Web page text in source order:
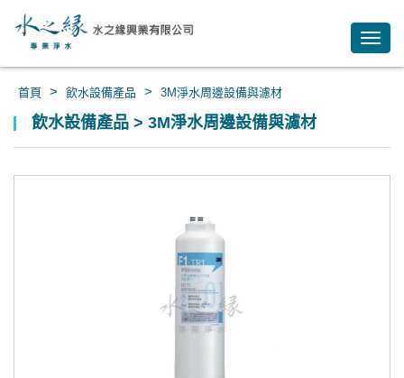
首頁 > 飲水設備產品 > 3M淨水周邊設備與濾材
飲水設備產品 > 3M淨水周邊設備與濾材